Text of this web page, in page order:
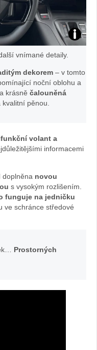
test
vnímané detaily.
dekorem – v tomto
noční oblohu a
krásně čalouněná
kvalitní pěnou.
volant a
informacemi
doplněna novou
s vysokým rozlišením.
funguje na jedničku
ve schránce středové
Prostorných